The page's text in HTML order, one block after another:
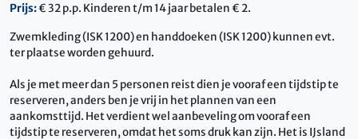
Prijs:€ 32 p.p. Kinderen t/m 14 jaar betalen € 2.
Zwemkleding (ISK 1200) en handdoeken (ISK 1200) kunnen evt.
ter plaatse worden gehuurd.
Als je met meer dan 5 personen reist dien je vooraf een tijdstip te
reserveren, anders ben je vrij in het plannen van een
aankomsttijd. Het verdient wel aanbeveling om vooraf een
tijdstip te reserveren, omdat het soms druk kan zijn. Het is IJsland